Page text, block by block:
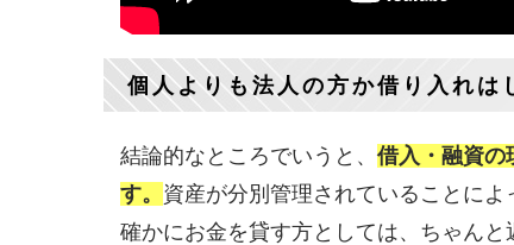
個人よりも法人の方か借り入れは
結論的なところでいうと、 借入・融資の
す。 資産が分別管理されていることに
確かにお金を貸す方としては、ちゃん